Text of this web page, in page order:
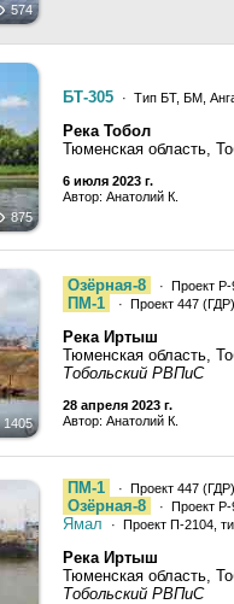
574
875
БТ-305 · Тип БТ, БМ,
Река Тобол
Тюменская область,
6 июля 2023 г.
Автор: Анатолий К.
1405
Озёрная-8 · Проект
ПМ-1 · Проект 447
Река Иртыш
Тюменская область,
Тобольский РВПиС
28 апреля 2023 г.
Автор: Анатолий К.
ПМ-1 · Проект 447
Озёрная-8 · Проект
Ямал · Проект П-2104,
Река Иртыш
Тюменская область,
Тобольский РВПиС